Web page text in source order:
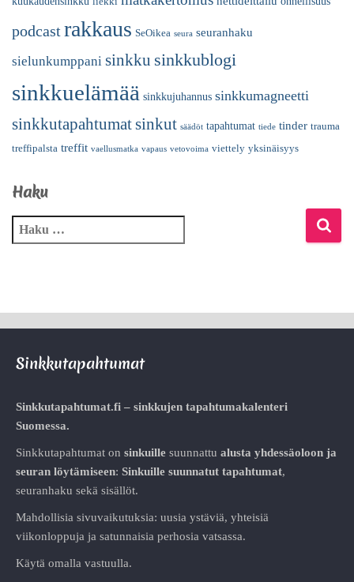
podcast rakkaus SeOikea seura seuranhaku
sielunkumppani sinkku sinkkublogi
sinkkuelämää sinkkujuhannus sinkkumagneetti
sinkkutapahtumatsinkut säädöt tapahtumat tiede tinder trauma
treffipalsta treffit vaellusmatka vapaus vetovoima viettely yksinäisyys
Haku
Sinkkutapahtumat
Sinkkutapahtumat.fi – sinkkujen tapahtumakalenteri
Suomessa.
Sinkkutapahtumat on sinkuille suunnattu alusta yhdessäoloon ja
seuran löytämiseen: Sinkuille suunnatut tapahtumat,
seuranhaku sekä sisällöt.
Mahdollisia sivuvaikutuksia: uusia ystäviä, yhteisiä
viikonloppuja ja satunnaisia perhosia vatsassa.
Käytä omalla vastuulla.